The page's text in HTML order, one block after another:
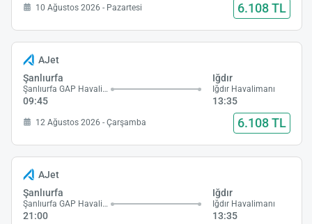
10 Ağustos 2026 - Pazartesi 6.108 TL
AJet
Şanlıurfa
Şanlıurfa GAP Havalimanı
09:45
Iğdır
Iğdır Havalimanı
13:35
12 Ağustos 2026 - Çarşamba 6.108 TL
AJet
Şanlıurfa
Şanlıurfa GAP Havalimanı
21:00
Iğdır
Iğdır Havalimanı
13:35